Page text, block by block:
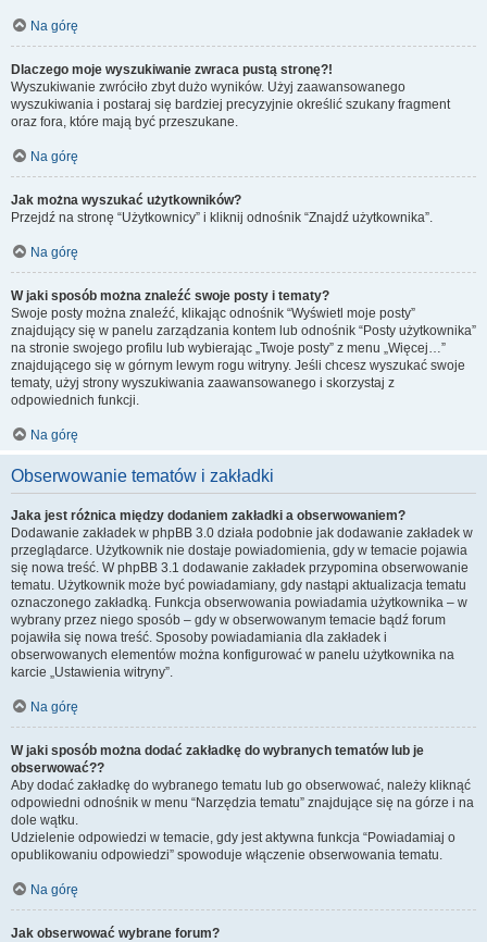
Na górę
Dlaczego moje wyszukiwanie zwraca pustą stronę?!
Wyszukiwanie zwróciło zbyt dużo wyników. Użyj zaawansowanego
wyszukiwania i postaraj się bardziej precyzyjnie określić szukany fragment
oraz fora, które mają być przeszukane.
Na górę
Jak można wyszukać użytkowników?
Przejdź na stronę “Użytkownicy” i kliknij odnośnik “Znajdź użytkownika”.
Na górę
W jaki sposób można znaleźć swoje posty i tematy?
Swoje posty można znaleźć, klikając odnośnik “Wyświetl moje posty”
znajdujący się w panelu zarządzania kontem lub odnośnik “Posty użytkownika”
na stronie swojego profilu lub wybierając „Twoje posty” z menu „Więcej…”
znajdującego się w górnym lewym rogu witryny. Jeśli chcesz wyszukać swoje
tematy, użyj strony wyszukiwania zaawansowanego i skorzystaj z
odpowiednich funkcji.
Na górę
Obserwowanie tematów i zakładki
Jaka jest różnica między dodaniem zakładki a obserwowaniem?
Dodawanie zakładek w phpBB 3.0 działa podobnie jak dodawanie zakładek w
przeglądarce. Użytkownik nie dostaje powiadomienia, gdy w temacie pojawia
się nowa treść. W phpBB 3.1 dodawanie zakładek przypomina obserwowanie
tematu. Użytkownik może być powiadamiany, gdy nastąpi aktualizacja tematu
oznaczonego zakładką. Funkcja obserwowania powiadamia użytkownika – w
wybrany przez niego sposób – gdy w obserwowanym temacie bądź forum
pojawiła się nowa treść. Sposoby powiadamiania dla zakładek i
obserwowanych elementów można konfigurować w panelu użytkownika na
karcie „Ustawienia witryny”.
Na górę
W jaki sposób można dodać zakładkę do wybranych tematów lub je
obserwować??
Aby dodać zakładkę do wybranego tematu lub go obserwować, należy kliknąć
odpowiedni odnośnik w menu “Narzędzia tematu” znajdujące się na górze i na
dole wątku.
Udzielenie odpowiedzi w temacie, gdy jest aktywna funkcja “Powiadamiaj o
opublikowaniu odpowiedzi” spowoduje włączenie obserwowania tematu.
Na górę
Jak obserwować wybrane forum?